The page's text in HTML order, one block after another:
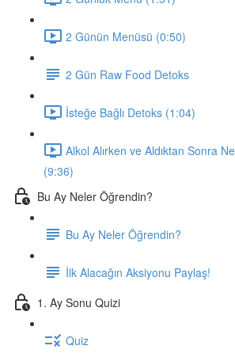
2 Günün Menüsü (0:50)
2 Gün Raw Food Detoks
İsteğe Bağlı Detoks (1:04)
Alkol Alırken ve Aldıktan Sonra
(9:36)
Bu Ay Neler Öğrendin?
Bu Ay Neler Öğrendin?
İlk Alacağın Aksiyonu Paylaş!
1. Ay Sonu Quizi
Quiz